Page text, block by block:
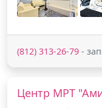
(812) 313-26-79 -
Центр МРТ